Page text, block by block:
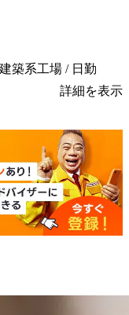
築系工場 / 日勤
詳細を表示